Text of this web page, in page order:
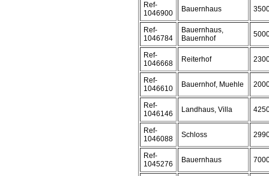
Ref-
1046900
Bauernhaus
Ref-
1046784
Bauernhaus,
Bauernhof
Ref-
1046668
Reiterhof
Ref-
1046610
Bauernhof, Muehle
Ref-
1046146
Landhaus, Villa
Ref-
1046088
Schloss
Ref-
1045276
Bauernhaus